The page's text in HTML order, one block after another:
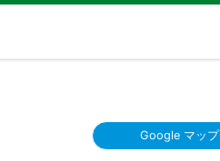
Google マップ